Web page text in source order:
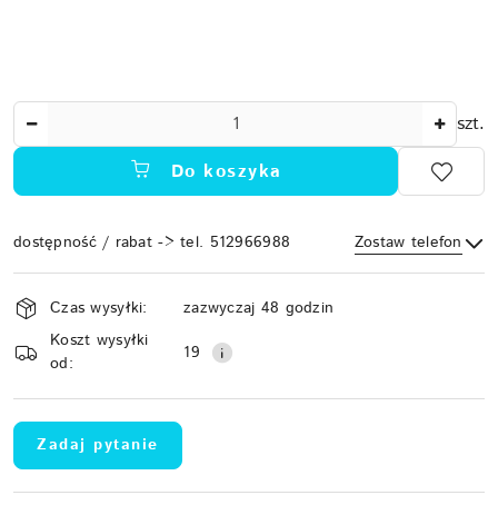
szt.
Do koszyka
dostępność / rabat -> tel. 512966988 Zostaw telefon
Wyślij
Dostępność
i
dostawa
Czas wysyłki:
zazwyczaj 48 godzin
Koszt wysyłki
od:
19
Zadaj pytanie